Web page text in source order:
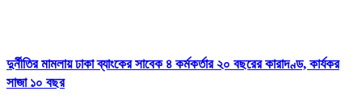
দুর্নীতির মামলায় ঢাকা ব্যাংকের সাবেক ৪ কর্মকর্তার ২০ বছরের কারাদণ্ড, কার্যকর
সাজা ১০ বছর